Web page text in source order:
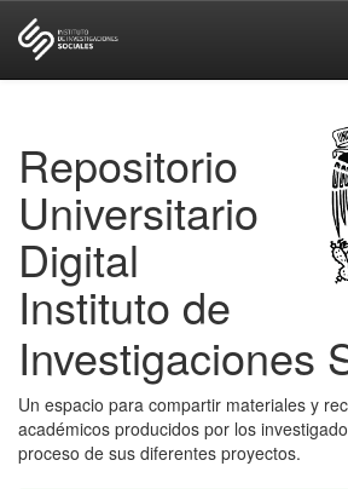
Repositorio
Universitario
Digital
Instituto de
Investigaciones
Un espacio para compartir materiales y
académicos producidos por los
proceso de sus diferentes proyectos.